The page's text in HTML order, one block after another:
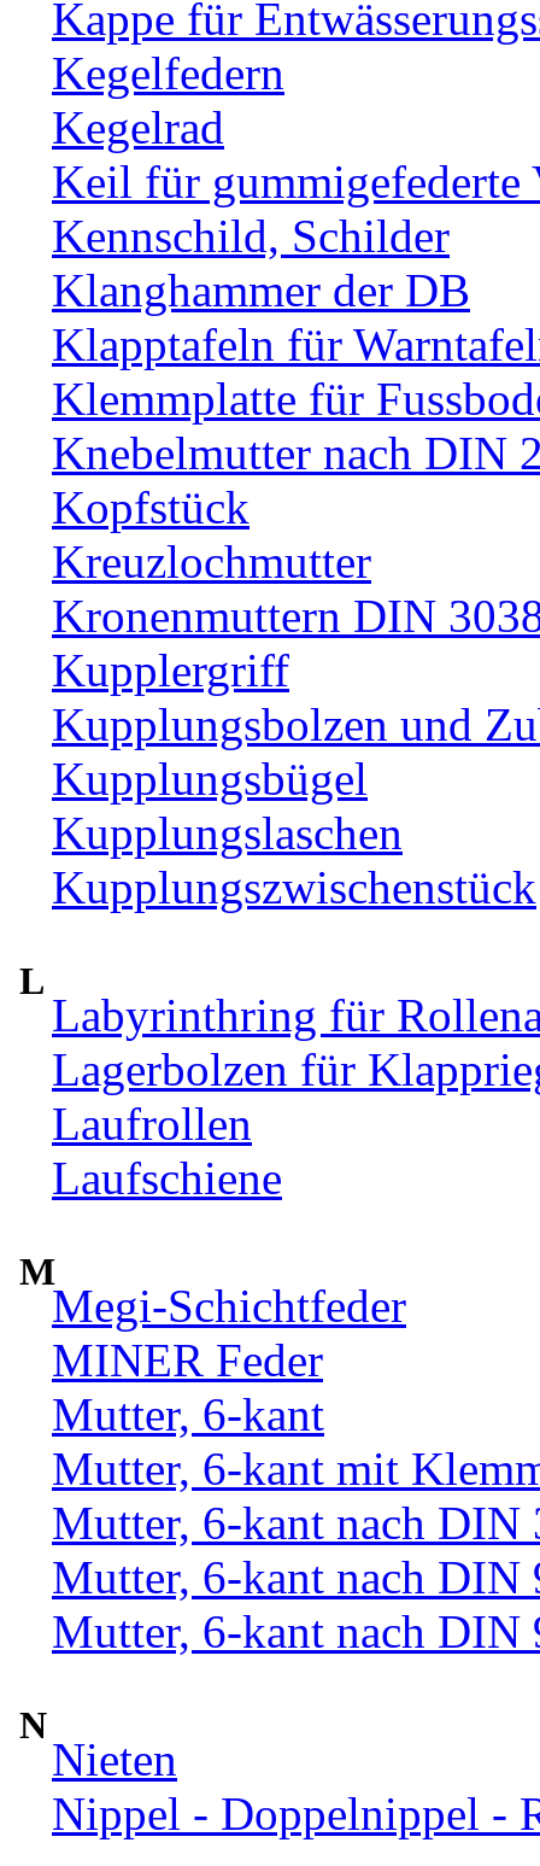
Kappe für
Kegelfedern
Kegelrad
Keil für gummigefederte
Kennschild, Schilder
Klanghammer der DB
Klapptafeln für
Klemmplatte für
Knebelmutter nach DIN
Kopfstück
Kreuzlochmutter
Kronenmuttern DIN
Kupplergriff
Kupplungsbolzen und
Kupplungsbügel
Kupplungslaschen
Kupplungszwischenstück
L
Labyrinthring für
Lagerbolzen für
Laufrollen
Laufschiene
M
Megi-Schichtfeder
MINER Feder
Mutter, 6-kant
Mutter, 6-kant mit
Mutter, 6-kant nach DIN
Mutter, 6-kant nach DIN
Mutter, 6-kant nach DIN
N
Nieten
Nippel - Doppelnippel -